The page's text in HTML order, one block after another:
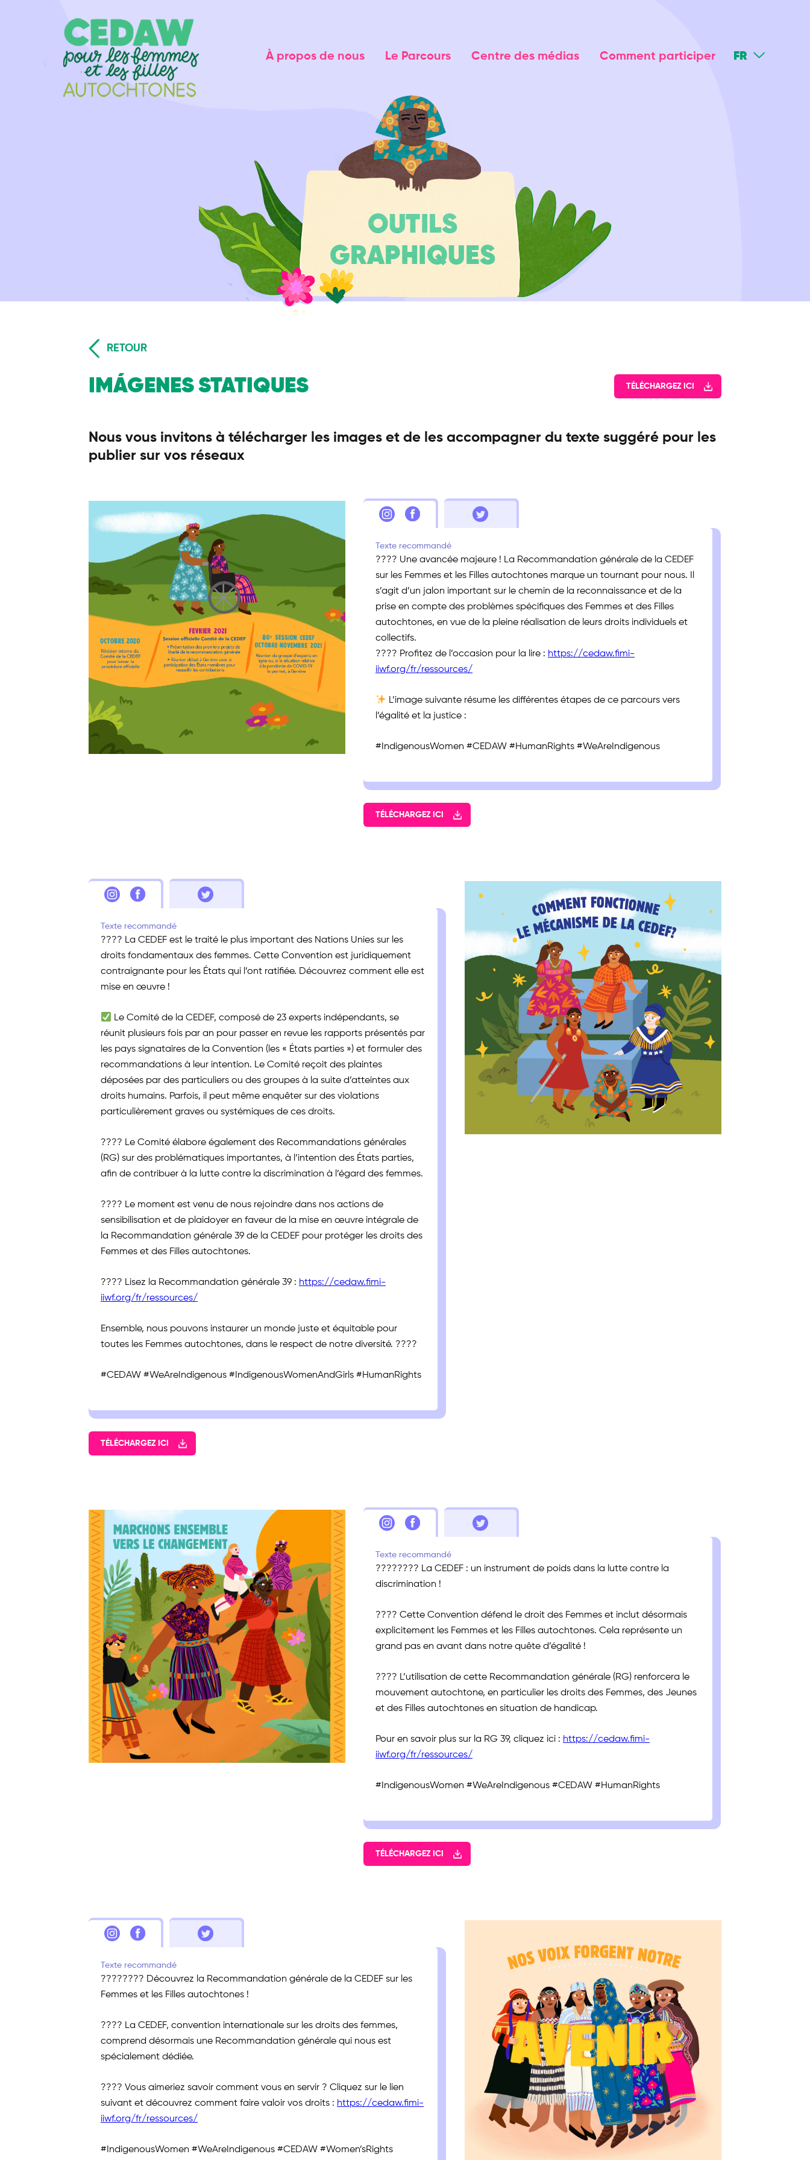
À propos de nous Le Parcours Centre des médias Comment participer FR
RETOUR
IMÁGENES STATIQUES TÉLÉCHARGEZ ICI
Nous vous invitons à télécharger les images et de les accompagner du texte suggéré pour les
publier sur vos réseaux
Texte recommandé
???? Une avancée majeure ! La Recommandation générale de la CEDEF
sur les Femmes et les Filles autochtones marque un tournant pour nous. Il
s’agit d’un jalon important sur le chemin de la reconnaissance et de la
prise en compte des problèmes spécifiques des Femmes et des Filles
autochtones, en vue de la pleine réalisation de leurs droits individuels et
collectifs.
???? Profitez de l’occasion pour la lire : https://cedaw.fimi-
iiwf.org/fr/ressources/
L’image suivante résume les différentes étapes de ce parcours vers
l’égalité et la justice :
#IndigenousWomen #CEDAW #HumanRights #WeAreIndigenous
TÉLÉCHARGEZ ICI
Texte recommandé
???? La CEDEF est le traité le plus important des Nations Unies sur les
droits fondamentaux des femmes. Cette Convention est juridiquement
contraignante pour les États qui l’ont ratifiée. Découvrez comment elle est
mise en œuvre !
Le Comité de la CEDEF, composé de 23 experts indépendants, se
réunit plusieurs fois par an pour passer en revue les rapports présentés par
les pays signataires de la Convention (les « États parties ») et formuler des
recommandations à leur intention. Le Comité reçoit des plaintes
déposées par des particuliers ou des groupes à la suite d’atteintes aux
droits humains. Parfois, il peut même enquêter sur des violations
particulièrement graves ou systémiques de ces droits.
???? Le Comité élabore également des Recommandations générales
(RG) sur des problématiques importantes, à l’intention des États parties,
afin de contribuer à la lutte contre la discrimination à l’égard des femmes.
???? Le moment est venu de nous rejoindre dans nos actions de
sensibilisation et de plaidoyer en faveur de la mise en œuvre intégrale de
la Recommandation générale 39 de la CEDEF pour protéger les droits des
Femmes et des Filles autochtones.
???? Lisez la Recommandation générale 39 : https://cedaw.fimi-
iiwf.org/fr/ressources/
Ensemble, nous pouvons instaurer un monde juste et équitable pour
toutes les Femmes autochtones, dans le respect de notre diversité. ????
#CEDAW #WeAreIndigenous #IndigenousWomenAndGirls #HumanRights
TÉLÉCHARGEZ ICI
Texte recommandé
???????? La CEDEF : un instrument de poids dans la lutte contre la
discrimination !
???? Cette Convention défend le droit des Femmes et inclut désormais
explicitement les Femmes et les Filles autochtones. Cela représente un
grand pas en avant dans notre quête d’égalité !
???? L’utilisation de cette Recommandation générale (RG) renforcera le
mouvement autochtone, en particulier les droits des Femmes, des Jeunes
et des Filles autochtones en situation de handicap.
Pour en savoir plus sur la RG 39, cliquez ici : https://cedaw.fimi-
iiwf.org/fr/ressources/
#IndigenousWomen #WeAreIndigenous #CEDAW #HumanRights
TÉLÉCHARGEZ ICI
Texte recommandé
???????? Découvrez la Recommandation générale de la CEDEF sur les
Femmes et les Filles autochtones !
???? La CEDEF, convention internationale sur les droits des femmes,
comprend désormais une Recommandation générale qui nous est
spécialement dédiée.
???? Vous aimeriez savoir comment vous en servir ? Cliquez sur le lien
suivant et découvrez comment faire valoir vos droits : https://cedaw.fimi-
iiwf.org/fr/ressources/
#IndigenousWomen #WeAreIndigenous #CEDAW #Women’sRights